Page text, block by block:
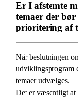
Er I afstemte
temaer der bør
prioritering af
Når beslutningen
udviklingsprogram
temaer udvælges.
Det er væsentligt at